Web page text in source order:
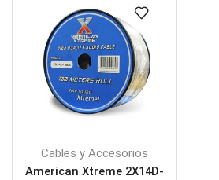
Cables y Accesorios
American Xtreme 2X14D-